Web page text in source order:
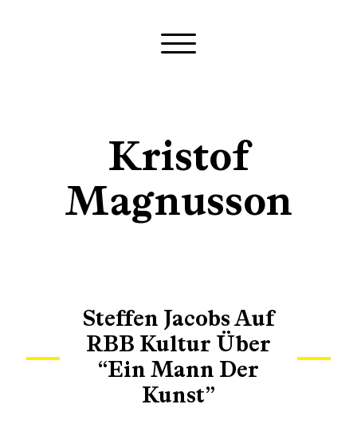
Kristof
Magnusson
Steffen Jacobs Auf
RBB Kultur Über
“Ein Mann Der
Kunst”
r